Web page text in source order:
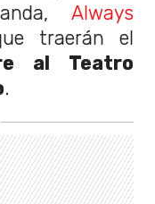
Always
traerán el
al Teatro
.